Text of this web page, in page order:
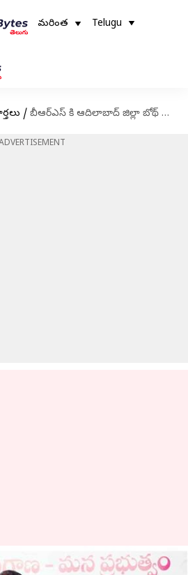
మరింత Telugu
/ బీఆర్ఎస్ కి ఆదిలాబాద్ జిల్లా బోథ్ ఎమ్మెల్యే రాజీనామా
జిల్లా బోథ్